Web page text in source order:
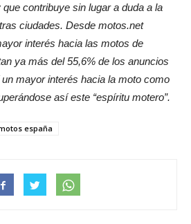
contribuye sin lugar a duda a la
ciudades. Desde motos.net
interés hacia las motos de
ya más del 55,6% de los anuncios
mayor interés hacia la moto como
así este “espíritu motero”.
españa